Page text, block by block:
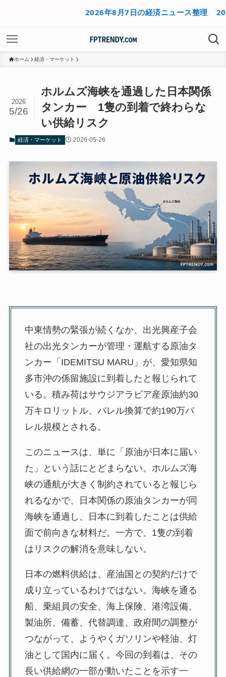
2026年8月7日の経済ニュース整理 2026年8
ホーム 経済・マーケット
ホルムズ海峡を通過した日本関係
タンカー 1隻の到着で終わらな
い供給リスク
2026
5/26
経済・マーケット 2026-05-26
中東情勢の緊張が続くなか、出光興産子会
社の出光タンカーが管理・運航する原油タ
ンカー「IDEMITSU MARU」が、愛知県知
多市沖の係留施設に到着したと報じられて
いる。積み荷はサウジアラビア産原油約30
万キロリットル、バレル換算で約190万バ
レル規模とされる。
このニュースは、単に「原油が日本に届い
た」という話にとどまらない。ホルムズ海
峡の通航が大きく制約されていると報じら
れるなかで、日本関係の原油タンカーが同
海峡を通過し、日本に到着したことは供給
面で前向きな材料だ。一方で、1隻の到着
はリスクの解消を意味しない。
日本の燃料供給は、産油国との契約だけで
成り立っているわけではない。海峡を通る
船、乗組員の安全、海上保険、港湾設備、
製油所、備蓄、代替調達、政府間の調整が
つながって、ようやくガソリンや軽油、灯
油として国内に届く。今回の到着は、その
長い供給網の一部が動いたことを示す一